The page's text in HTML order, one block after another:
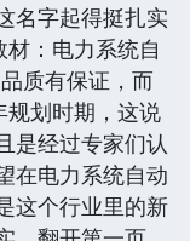
名字起得挺扎实
：电力系统自
质有保证，而
规划时期，这说
是经过专家们认
在电力系统自动
这个行业里的新